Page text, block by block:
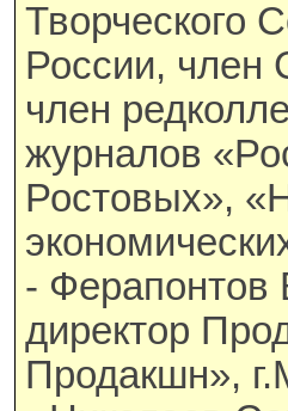
Творческого
России, член
член
журналов
Ростовых»,
- Ферапонтов
директор
Продакшн»,